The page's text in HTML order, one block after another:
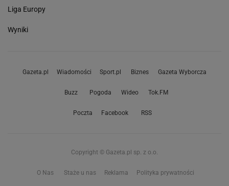
Liga Europy
Wyniki
Gazeta.pl Wiadomości Sport.pl Biznes Gazeta Wyborcza
Buzz Pogoda Wideo Tok.FM
Poczta Facebook RSS
Copyright © Gazeta.pl sp. z o.o.
O Nas Staże u nas Reklama Polityka prywatności